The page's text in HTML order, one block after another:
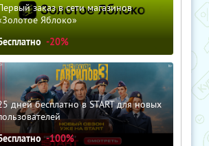
заказ в сети магазинов
Яблоко»
-20%
дней бесплатно в START для новых
-100%